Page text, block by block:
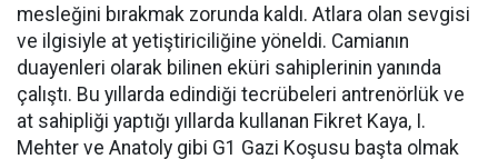
mesleğini bırakmak zorunda kaldı. Atlara olan sevgisi
ve ilgisiyle at yetiştiriciliğine yöneldi. Camianın
duayenleri olarak bilinen eküri sahiplerinin yanında
çalıştı. Bu yıllarda edindiği tecrübeleri antrenörlük ve
at sahipliği yaptığı yıllarda kullanan Fikret Kaya, I.
Mehter ve Anatoly gibi G1 Gazi Koşusu başta olmak